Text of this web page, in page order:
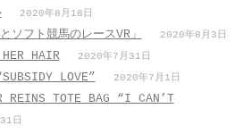
2020年8月18日
ソフト競馬のレースVR」 2020年8月3日
HAIR 2020年7月31日
LOVE” 2020年7月1日
TOTE BAG “I CAN’T
日